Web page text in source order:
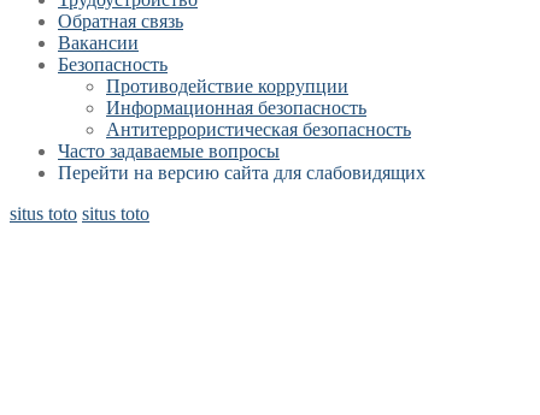
Обратная связь
Вакансии
Безопасность
Противодействие коррупции
Информационная безопасность
Антитеррористическая безопасность
Часто задаваемые вопросы
Перейти на версию сайта для слабовидящих
situs toto situs toto